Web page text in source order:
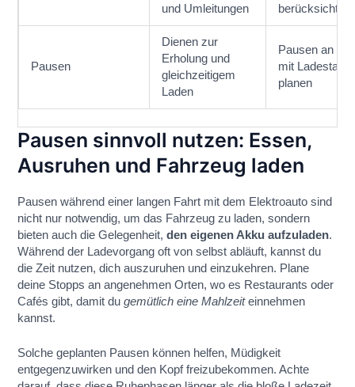
und Umleitungen
Pausen
Dienen zur
Erholung und
gleichzeitigem
Laden
Pausen an
mit
planen
Pausen sinnvoll nutzen: Essen,
Ausruhen und Fahrzeug laden
Pausen während einer langen Fahrt mit dem Elektroauto sind
nicht nur notwendig, um das Fahrzeug zu laden, sondern
bieten auch die Gelegenheit,den eigenen Akku aufzuladen.
Während der Ladevorgang oft von selbst abläuft, kannst du
die Zeit nutzen, dich auszuruhen und einzukehren. Plane
deine Stopps an angenehmen Orten, wo es Restaurants oder
Cafés gibt, damit dugemütlich eine Mahlzeiteinnehmen
kannst.
Solche geplanten Pausen können helfen, Müdigkeit
entgegenzuwirken und den Kopf freizubekommen. Achte